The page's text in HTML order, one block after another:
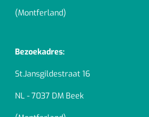
(Montferland)
Bezoekadres:
St.Jansgildestraat 16
NL - 7037 DM Beek